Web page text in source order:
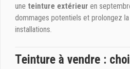
une teinture extérieur en
dommages potentiels et prolongez
installations.
Teinture à vendre :